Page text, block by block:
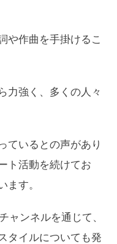
や作曲を手掛けるこ
力強く、多くの人々
ているとの声があり
ト活動を続けてお
ます。
ャンネルを通じて、
タイルについても発